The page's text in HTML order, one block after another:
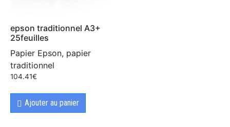
epson traditionnel A3+
25feuilles
Papier Epson, papier
traditionnel
104.41€
Ajouter au panier